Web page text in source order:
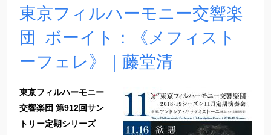
東京フィルハーモニー交響楽
団 ボーイト：《メフィスト
ーフェレ》｜藤堂清
東京フィルハーモニー
交響楽団 第912回サン
トリー定期シリーズ